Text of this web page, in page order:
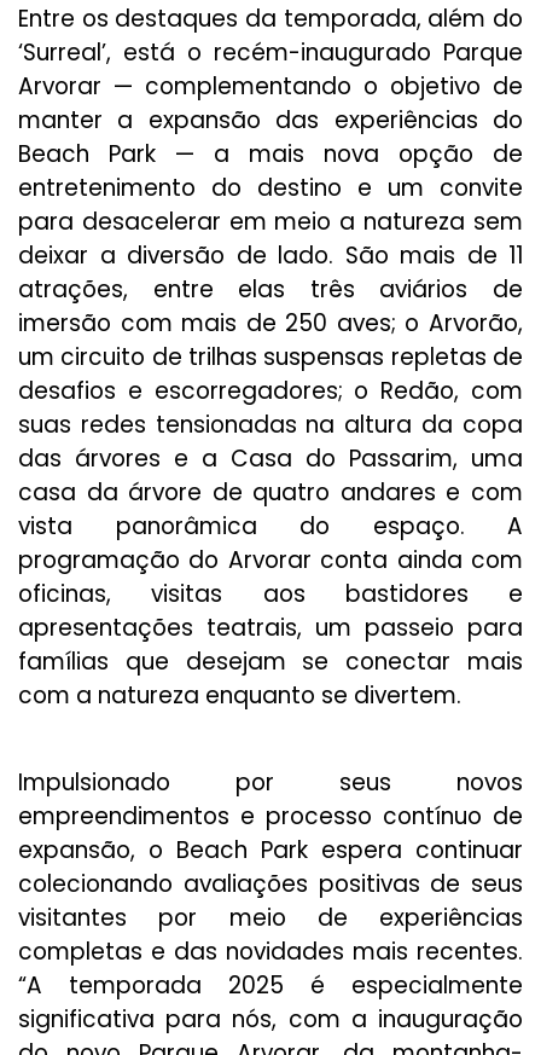
Entre os destaques da temporada, além do
‘Surreal’, está o recém-inaugurado Parque
Arvorar — complementando o objetivo de
manter a expansão das experiências do
Beach Park — a mais nova opção de
entretenimento do destino e um convite
para desacelerar em meio a natureza sem
deixar a diversão de lado. São mais de 11
atrações, entre elas três aviários de
imersão com mais de 250 aves; o Arvorão,
um circuito de trilhas suspensas repletas de
desafios e escorregadores; o Redão, com
suas redes tensionadas na altura da copa
das árvores e a Casa do Passarim, uma
casa da árvore de quatro andares e com
vista panorâmica do espaço. A
programação do Arvorar conta ainda com
oficinas, visitas aos bastidores e
apresentações teatrais, um passeio para
famílias que desejam se conectar mais
com a natureza enquanto se divertem.
Impulsionado por seus novos
empreendimentos e processo contínuo de
expansão, o Beach Park espera continuar
colecionando avaliações positivas de seus
visitantes por meio de experiências
completas e das novidades mais recentes.
“A temporada 2025 é especialmente
significativa para nós, com a inauguração